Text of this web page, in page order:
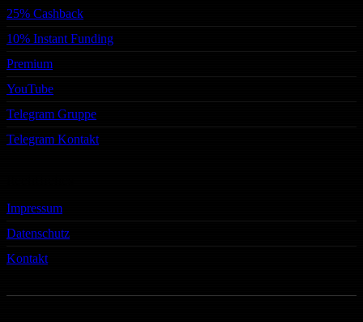
25% Cashback
10% Instant Funding
Premium
YouTube
Telegram Gruppe
Telegram Kontakt
Impressum
Datenschutz
Kontakt